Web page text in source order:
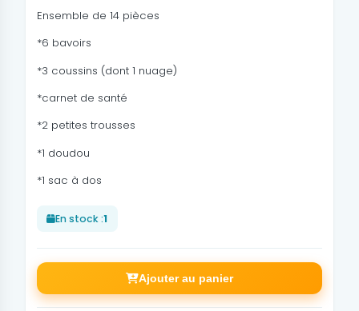
Ensemble de 14 pièces
*6 bavoirs
*3 coussins (dont 1 nuage)
*carnet de santé
*2 petites trousses
*1 doudou
*1 sac à dos
En stock :1
Ajouter au panier